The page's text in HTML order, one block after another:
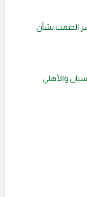
الصمت بشأن
والأهلي